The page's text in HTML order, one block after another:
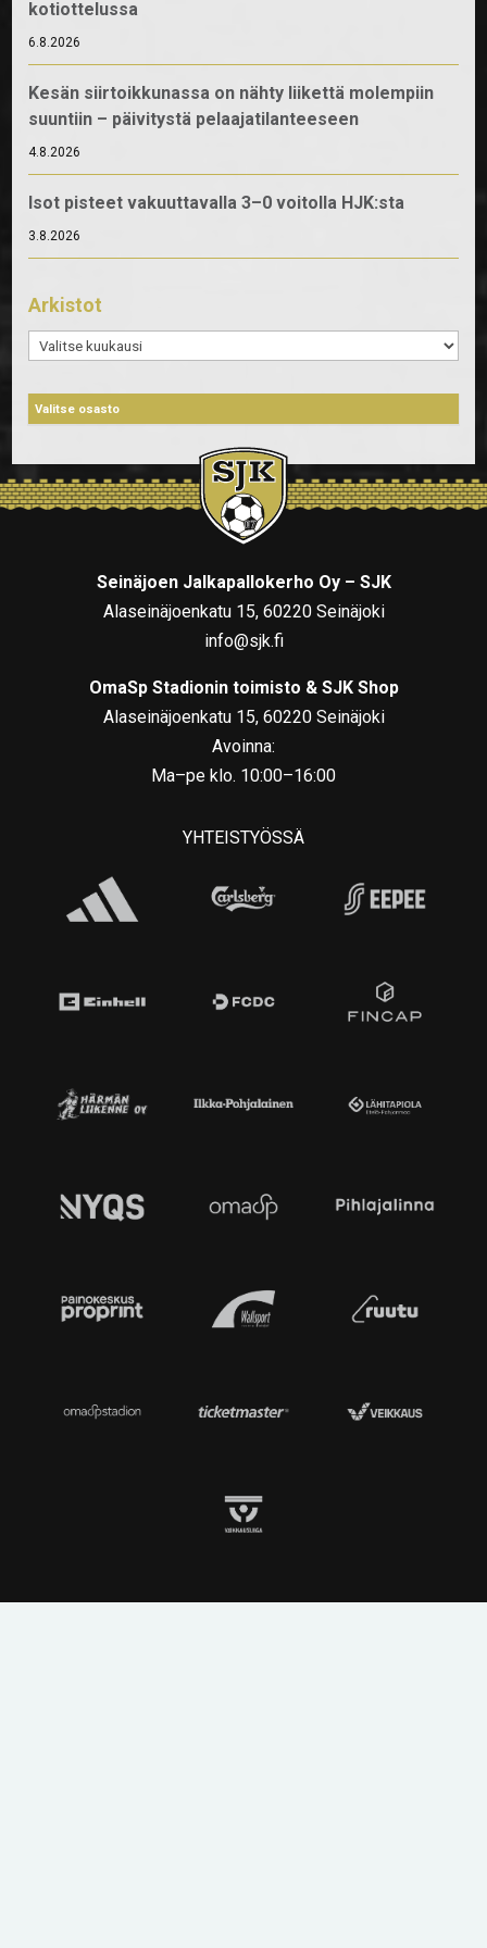
kotiottelussa
6.8.2026
Kesän siirtoikkunassa on nähty liikettä molempiin
suuntiin – päivitystä pelaajatilanteeseen
4.8.2026
Isot pisteet vakuuttavalla 3–0 voitolla HJK:sta
3.8.2026
Arkistot
Arkistot
Seinäjoen Jalkapallokerho Oy – SJK
Alaseinäjoenkatu 15, 60220 Seinäjoki
info@sjk.fi
OmaSp Stadionin toimisto & SJK Shop
Alaseinäjoenkatu 15, 60220 Seinäjoki
Avoinna:
Ma–pe klo. 10:00–16:00
YHTEISTYÖSSÄ